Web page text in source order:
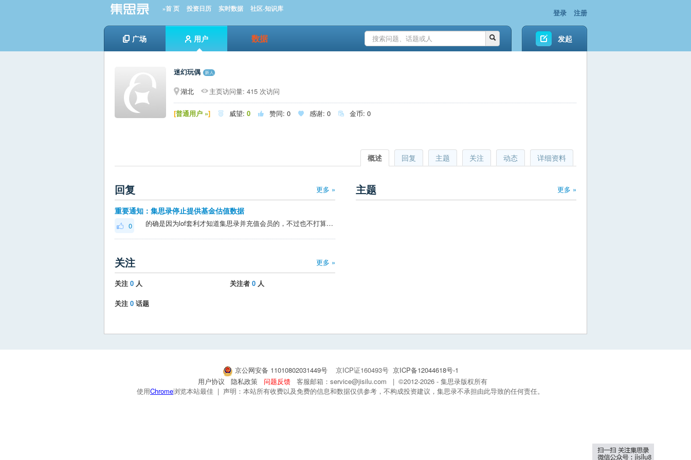
»首 页 投资日历 实时数据 社区-知识库 登录 注册
广场 用户 数据 发起
迷幻玩偶
湖北
主页访问量: 415 次访问
[普通用户 »]  威望: 0  赞同: 0  感谢: 0  金币: 0
详细资料
动态
关注
主题
回复
概述
更多 »
回复
重要通知：集思录停止提供基金估值数据
0 的确是因为lof套利才知道集思录并充值会员的，不过也不打算退费了，在这里还能学习其他的知识
更多 »
主题
更多 »
关注
关注 0 人 关注者 0 人
关注 0 话题
京公网安备 11010802031449号 京ICP证160493号 京ICP备12044618号-1
用户协议
隐私政策 问题反馈
客服邮箱：service@jisilu.com | ©2012-2026 - 集思录版权所有
使用Chrome浏览本站最佳 | 声明：本站所有收费以及免费的信息和数据仅供参考，不构成投资建议，集思录不承担由此导致的任何责任。